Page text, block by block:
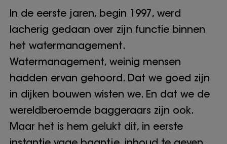
In de eerste jaren, begin 1997, werd
lacherig gedaan over zijn functie binnen
het watermanagement.
Watermanagement, weinig mensen
hadden ervan gehoord. Dat we goed zijn
in dijken bouwen wisten we. En dat we de
wereldberoemde baggeraars zijn ook.
Maar het is hem gelukt dit, in eerste